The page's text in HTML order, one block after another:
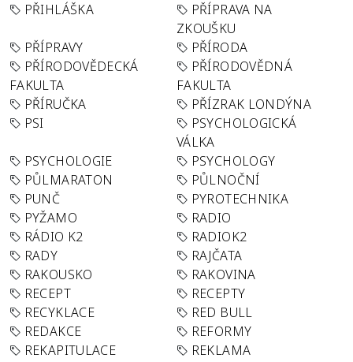
PŘIHLÁŠKA
PŘÍPRAVA NA
ZKOUŠKU
PŘÍPRAVY
PŘÍRODA
PŘÍRODOVĚDECKÁ
FAKULTA
PŘÍRODOVĚDNÁ
FAKULTA
PŘÍRUČKA
PŘÍZRAK LONDÝNA
PSI
PSYCHOLOGICKÁ
VÁLKA
PSYCHOLOGIE
PSYCHOLOGY
PŮLMARATON
PŮLNOČNÍ
PUNČ
PYROTECHNIKA
PYŽAMO
RADIO
RÁDIO K2
RADIOK2
RADY
RAJČATA
RAKOUSKO
RAKOVINA
RECEPT
RECEPTY
RECYKLACE
RED BULL
REDAKCE
REFORMY
REKAPITULACE
REKLAMA